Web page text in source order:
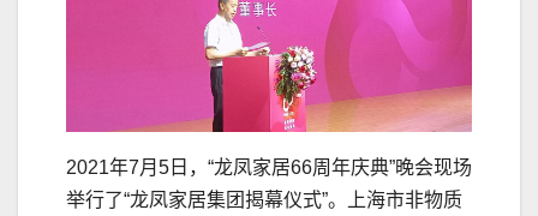
2021年7月5日，“龙凤家居66周年庆典”晚会现场
举行了“龙凤家居集团揭幕仪式”。上海市非物质